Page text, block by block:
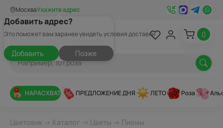
МоскваУкажите адрес
Добавить адрес?
Это поможет вам заранее увидеть условия доставки
Добавить Позже
0
НАРАСХВАТ ПРЕДЛОЖЕНИЕ ДНЯ ЛЕТО Роза
Цветовик → Каталог → Цветы → Пионы